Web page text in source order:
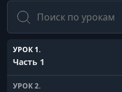
Поиск
УРОК 1.
Часть 1
УРОК 2.